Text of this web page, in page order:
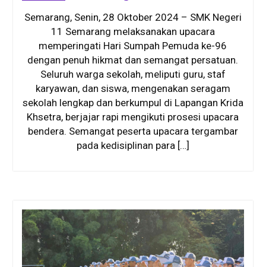
Semarang, Senin, 28 Oktober 2024 – SMK Negeri
11 Semarang melaksanakan upacara
memperingati Hari Sumpah Pemuda ke-96
dengan penuh hikmat dan semangat persatuan.
Seluruh warga sekolah, meliputi guru, staf
karyawan, dan siswa, mengenakan seragam
sekolah lengkap dan berkumpul di Lapangan Krida
Khsetra, berjajar rapi mengikuti prosesi upacara
bendera. Semangat peserta upacara tergambar
pada kedisiplinan para […]